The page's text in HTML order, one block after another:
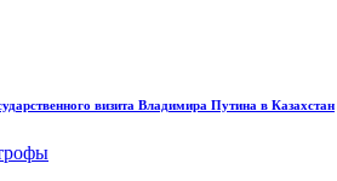
визита Владимира Путина в Казахстан